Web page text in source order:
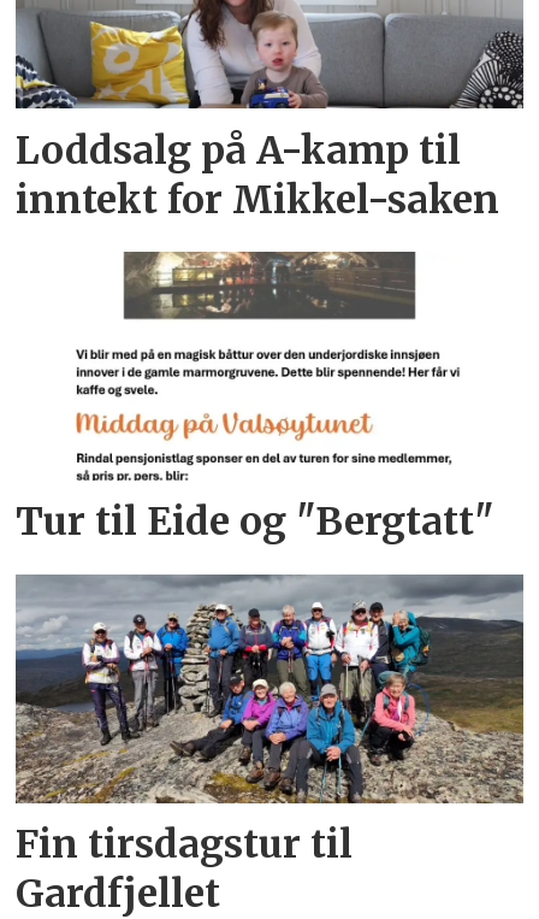
Loddsalg på A-kamp til
inntekt for Mikkel-saken
Tur til Eide og "Bergtatt"
Fin tirsdagstur til
Gardfjellet